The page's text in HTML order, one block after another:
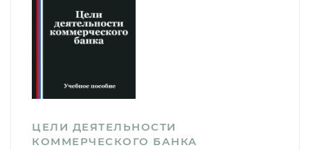
ЦЕЛИ ДЕЯТЕЛЬНОСТИ
КОММЕРЧЕСКОГО БАНКА